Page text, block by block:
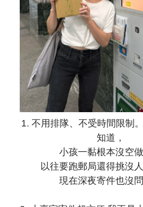
1. 不用排隊、不受時間限制
知道，
小孩一黏根本沒空做
以往要跑郵局還得挑沒
現在深夜寄件也沒問